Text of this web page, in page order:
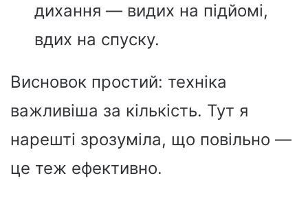
дихання — видих на підйомі,
вдих на спуску.
Висновок простий: техніка
важливіша за кількість. Тут я
нарешті зрозуміла, що повільно —
це теж ефективно.